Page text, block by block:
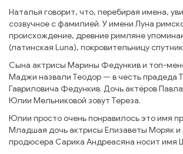
Наталья говорит, что, перебирая имена,
созвучное с фамилией. У имени Луна
происхождение, древние римляне
(латинская Lunа), покровительницу
Сына актрисы Марины Федункив и топ-
Маджи назвали Теодор — в честь прадеда
Гавриловича Федункив. Дочь актёров
Юлии Мельниковой зовут Тереза.
Юлии просто очень понравилось это имя
Младшая дочь актрисы Елизаветы Моряк и
продюсера Сарика Андреасяна носит имя